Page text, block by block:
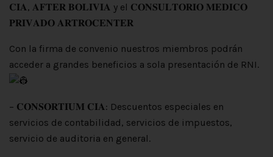
𝐂𝐈𝐀, 𝐀𝐅𝐓𝐄𝐑 𝐁𝐎𝐋𝐈𝐕𝐈𝐀 y el 𝐂𝐎𝐍𝐒𝐔𝐋𝐓𝐎𝐑𝐈𝐎 𝐌𝐄𝐃𝐈𝐂𝐎
𝐏𝐑𝐈𝐕𝐀𝐃𝐎 𝐀𝐑𝐓𝐑𝐎𝐂𝐄𝐍𝐓𝐄𝐑
Con la firma de convenio nuestros miembros podrán
acceder a grandes beneficios a sola presentación de RNI.
– 𝐂𝐎𝐍𝐒𝐎𝐑𝐓𝐈𝐔𝐌 𝐂𝐈𝐀: Descuentos especiales en
servicios de contabilidad, servicios de impuestos,
servicio de auditoria en general.